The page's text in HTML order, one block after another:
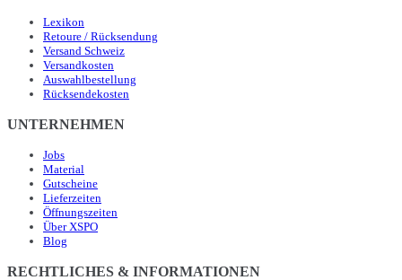
Lexikon
Retoure / Rücksendung
Versand Schweiz
Versandkosten
Auswahlbestellung
Rücksendekosten
UNTERNEHMEN
Jobs
Material
Gutscheine
Lieferzeiten
Öffnungszeiten
Über XSPO
Blog
RECHTLICHES & INFORMATIONEN